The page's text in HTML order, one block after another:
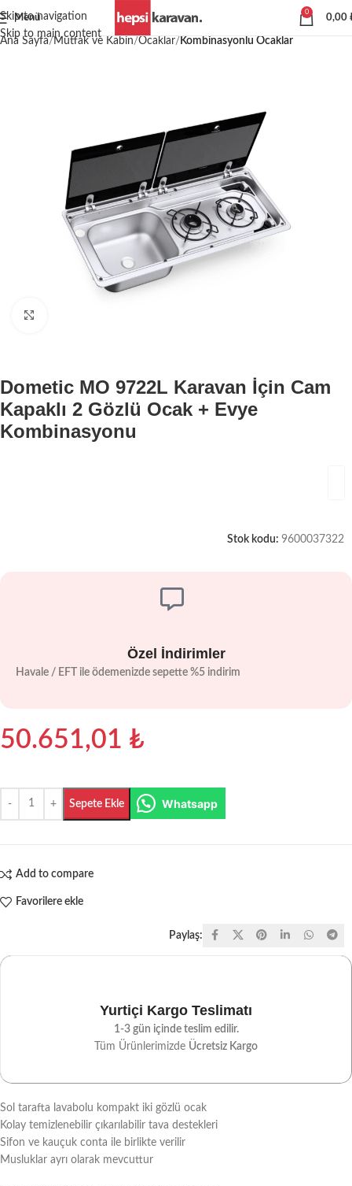
Skip to navigation
Skip to main content
Menü
0
0,00
Ana Sayfa Mutfak ve Kabin Ocaklar Kombinasyonlu Ocaklar
Dometic MO 9722L Karavan İçin Cam
Kapaklı 2 Gözlü Ocak + Evye
Kombinasyonu
Stok kodu: 9600037322
Özel İndirimler
Havale / EFT ile ödemenizde sepette %5 indirim
50.651,01 ₺
Sepete Ekle Whatsapp
Add to compare
Favorilere ekle
Paylaş:
Yurtiçi Kargo Teslimatı
1-3 gün içinde teslim edilir.
Tüm Ürünlerimizde Ücretsiz Kargo
Sol tarafta lavabolu kompakt iki gözlü ocak
Kolay temizlenebilir çıkarılabilir tava destekleri
Sifon ve kauçuk conta ile birlikte verilir
Musluklar ayrı olarak mevcuttur